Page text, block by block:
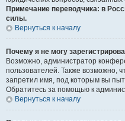
Примечание переводчика: в
силы.
Вернуться к началу
Почему я не могу
Возможно, администратор
пользователей. Также возможно,
запретил имя, под которым вы
Обратитесь за помощью к
Вернуться к началу